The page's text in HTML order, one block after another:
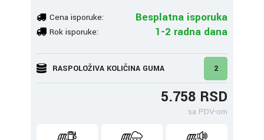
Cena isporuke: Besplatna isporuka
Rok isporuke: 1-2 radna dana
RASPOLOŽIVA KOLIČINA GUMA 2
5.758 RSD
sa PDV-om